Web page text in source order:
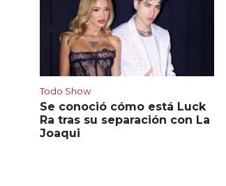
Todo Show
Se conoció cómo está Luck
Ra tras su separación con La
Joaqui